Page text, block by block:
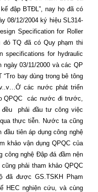
đập BTĐL”, nay họ đã có
08/12/2004 ký hiệu SL314-
Specification for Roller
đó TQ đã có Quy phạm thi
specifications for hydraulic
ngày 03/11/2000 và các QP
bay dùng trong bê tông
các nước phát triển
QPQC
các nước đi trước,
phải đầu tư công việc
thực tiễn. Nước ta cũng
đầu tiên áp dụng công nghệ
khảo vận dụng QPQC của
công nghệ Đập đá đầm nện
phải tham khảo QPQC
đã được GS.TSKH Phạm
HEC nghiện cứu, và cùng